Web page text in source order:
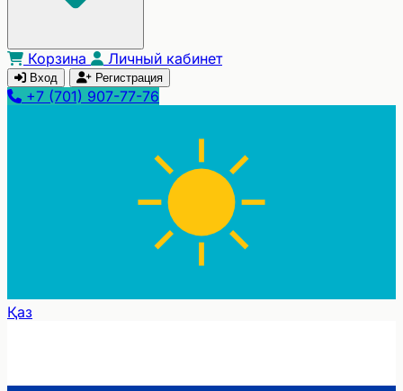
Корзина Личный кабинет
Вход Регистрация
+7 (701) 907-77-76
Қаз